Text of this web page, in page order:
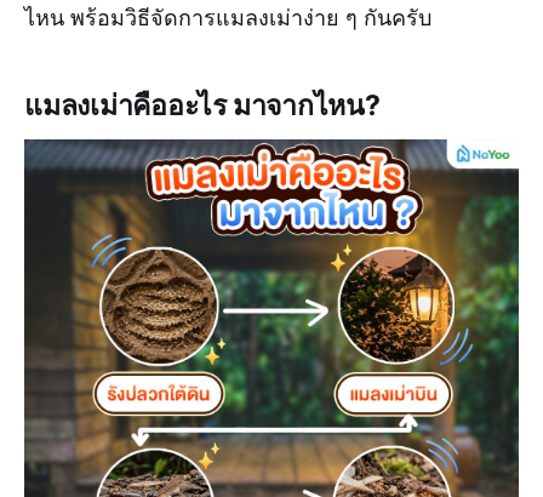
ไหน พร้อมวิธีจัดการแมลงเม่าง่าย ๆ กันครับ
แมลงเม่าคืออะไร มาจากไหน?